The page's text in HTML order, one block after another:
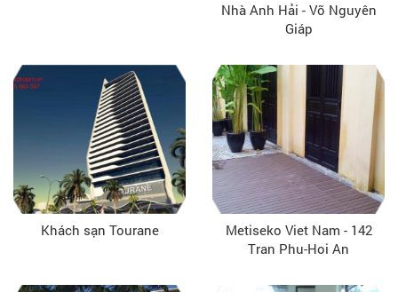
Nhà Anh Hải - Võ Nguyên
Giáp
Khách sạn Tourane
Metiseko Viet Nam - 142
Tran Phu-Hoi An